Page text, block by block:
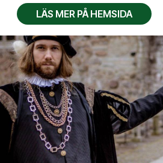
LÄS MER PÅ HEMSIDA